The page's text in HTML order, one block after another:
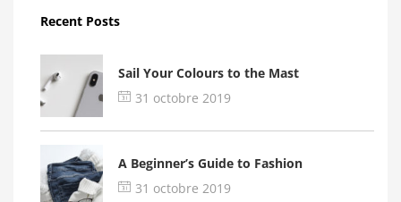
Recent Posts
Sail Your Colours to the Mast
31 octobre 2019
A Beginner’s Guide to Fashion
31 octobre 2019